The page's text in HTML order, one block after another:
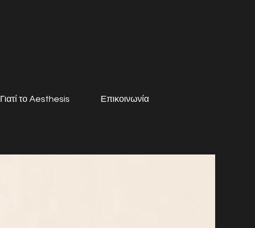
Γιατί το Aesthesis Επικοινωνία